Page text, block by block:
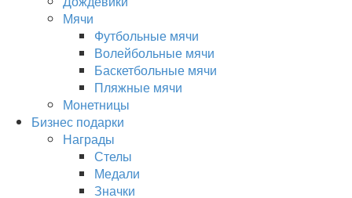
Мячи
Футбольные мячи
Волейбольные мячи
Баскетбольные мячи
Пляжные мячи
Монетницы
Бизнес подарки
Награды
Стелы
Медали
Значки